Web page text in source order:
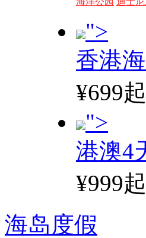
">
香港
¥699起
">
港澳4
¥999起
海岛度假